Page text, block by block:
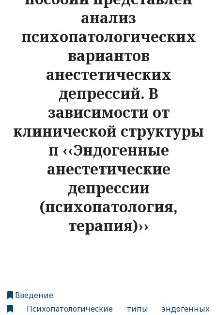
анализ
психопатологических
вариантов
анестетических
депрессий. В
зависимости от
клинической структуры
п ‹‹Эндогенные
анестетические
депрессии
(психопатология,
терапия)››
Введение.
Психопатологические типы эндогенных